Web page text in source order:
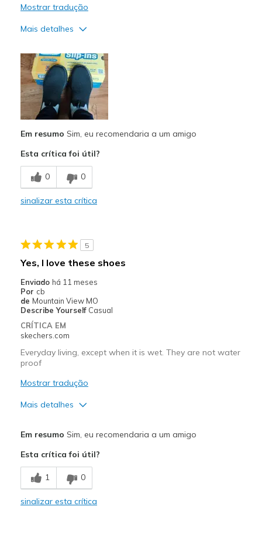
Mostrar tradução
Mais detalhes
Attractive Design
Breathe Well
Comfortable
Durable
Stylish
Melhores utilizações
Casual Wear
Travel
Width
Feels true to width
Sizing
Feels true to size
View On Shoes
Shoes are for Wearing
Em resumo Sim, eu recomendaria a um amigo
Esta crítica foi útil?
0 0
sinalizar esta crítica
5
Yes, I love these shoes
Enviado há 11 meses
Por cb
de Mountain View MO
Describe Yourself Casual
CRÍTICA EM
skechers.com
Everyday living, except when it is wet. They are not water
proof
Mostrar tradução
Mais detalhes
Comfortable
Comfy
Em resumo Sim, eu recomendaria a um amigo
Esta crítica foi útil?
1 0
sinalizar esta crítica